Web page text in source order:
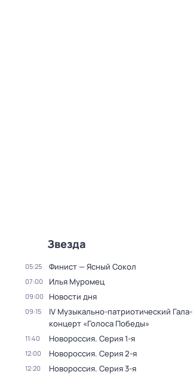
Звезда
05:25 Финист — Ясный Сокол
07:00 Илья Муромец
09:00 Новости дня
09:15
IV Музыкально-патриотический Гала-
концерт «Голоса Победы»
11:40 Новороссия. Серия 1-я
12:00 Новороссия. Серия 2-я
12:20 Новороссия. Серия 3-я